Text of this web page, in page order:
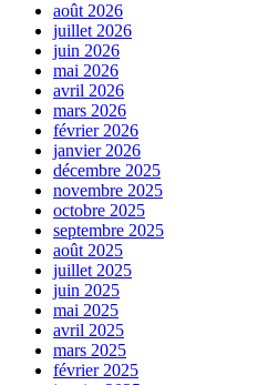
août 2026
juillet 2026
juin 2026
mai 2026
avril 2026
mars 2026
février 2026
janvier 2026
décembre 2025
novembre 2025
octobre 2025
septembre 2025
août 2025
juillet 2025
juin 2025
mai 2025
avril 2025
mars 2025
février 2025